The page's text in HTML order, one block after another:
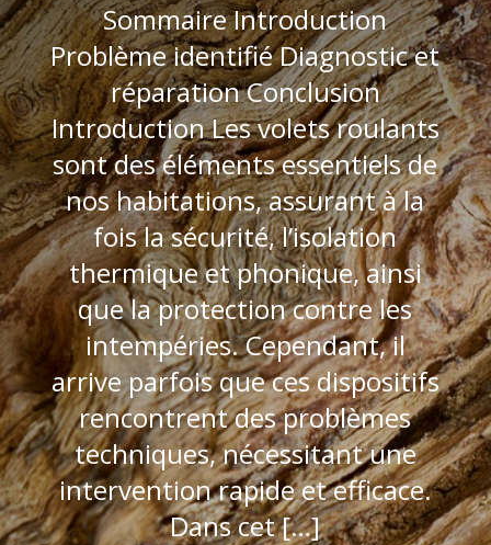
Sommaire Introduction
Problème identifié Diagnostic et
réparation Conclusion
Introduction Les volets roulants
sont des éléments essentiels de
nos habitations, assurant à la
fois la sécurité, l’isolation
thermique et phonique, ainsi
que la protection contre les
intempéries. Cependant, il
arrive parfois que ces dispositifs
rencontrent des problèmes
techniques, nécessitant une
intervention rapide et efficace.
Dans cet […]